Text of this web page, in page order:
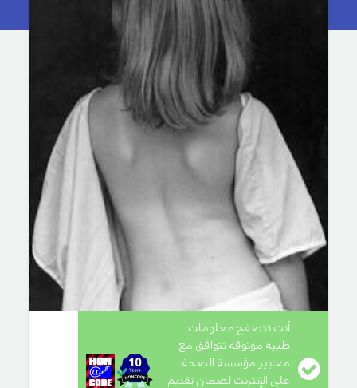
أنت تتصفح معلومات
طبية موثوقة تتوافق مع
معايير مؤسسة الصحة
على الإنترنت لضمان تقديم